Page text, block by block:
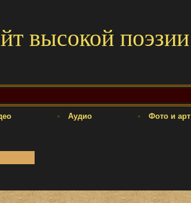
высокой поэзии
Аудио Фото и арт